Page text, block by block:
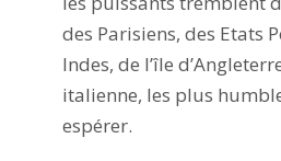
des Parisiens, des Etats
Indes, de l’île
italienne, les plus
espérer.